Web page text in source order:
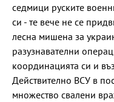
седмици руските
си - те вече не се
лесна мишена за
разузнавателни
координацията си и
Действително ВСУ в
множество свалени